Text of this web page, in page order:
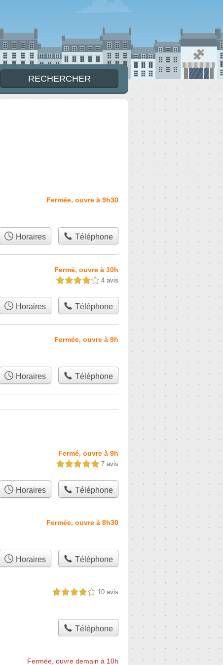
Fermée, ouvre à 9h30
Horaires Téléphone
Fermé, ouvre à 10h
4,0 étoiles sur 5 4 avis
Horaires Téléphone
Fermée, ouvre à 9h
Horaires Téléphone
Fermé, ouvre à 9h
5,0 étoiles sur 5 7 avis
Horaires Téléphone
Fermée, ouvre à 8h30
Horaires Téléphone
4,0 étoiles sur 5 10 avis
Téléphone
Fermée, ouvre demain à 10h